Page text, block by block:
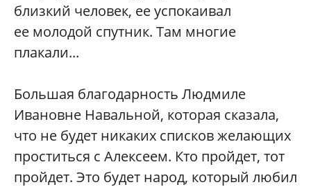
близкий человек, ее успокаивал
ее молодой спутник. Там многие
плакали...
Большая благодарность Людмиле
Ивановне Навальной, которая сказала,
что не будет никаких списков желающих
проститься с Алексеем. Кто пройдет, тот
пройдет. Это будет народ, который любил